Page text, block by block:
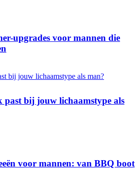
upgrades voor mannen die
past bij jouw lichaamstype als
voor mannen: van BBQ boot